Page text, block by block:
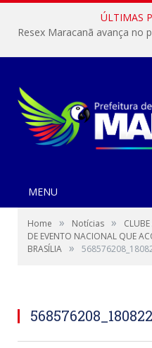
ÚLTIMAS
MENU
Home » Notícias »
DE EVENTO NACIONAL QUE
BRASÍLIA »